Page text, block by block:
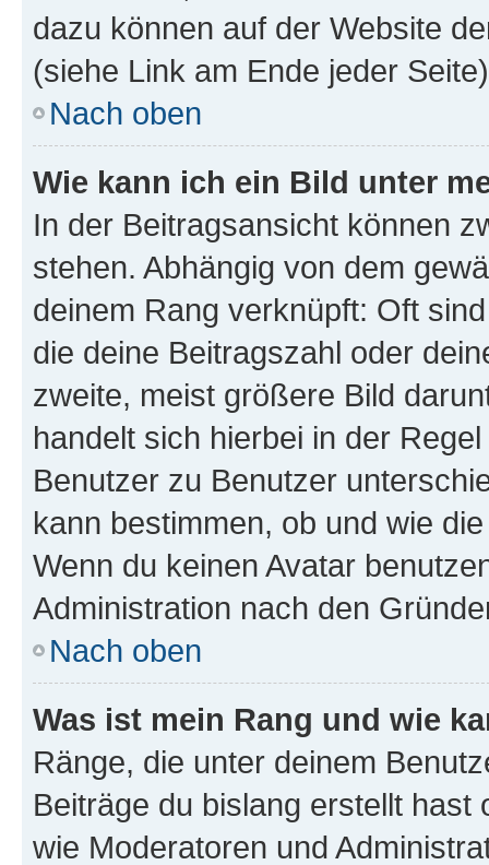
dazu können auf der Website
(siehe Link am Ende jeder
Nach oben
Wie kann ich ein Bild unter
In der Beitragsansicht können
stehen. Abhängig von dem
deinem Rang verknüpft: Oft
die deine Beitragszahl oder
zweite, meist größere Bild
handelt sich hierbei in der
Benutzer zu Benutzer
kann bestimmen, ob und wie
Wenn du keinen Avatar
Administration nach den
Nach oben
Was ist mein Rang und wie
Ränge, die unter deinem
Beiträge du bislang erstellt
wie Moderatoren und